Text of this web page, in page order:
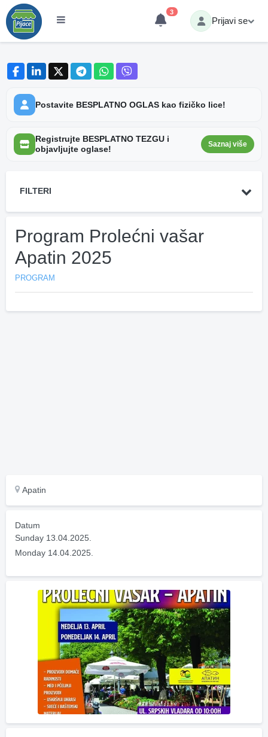
3
Prijavi se
Postavite BESPLATNO OGLAS kao fizičko lice!
Registrujte BESPLATNO TEZGU i
objavljujte oglase!
Saznaj više
FILTERI
Program Prolećni vašar
Apatin 2025
PROGRAM
Apatin
Datum
Sunday 13.04.2025.
Monday 14.04.2025.